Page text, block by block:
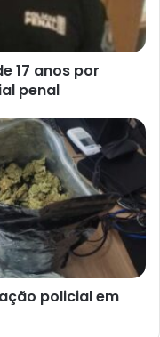
17 anos por
penal
policial em